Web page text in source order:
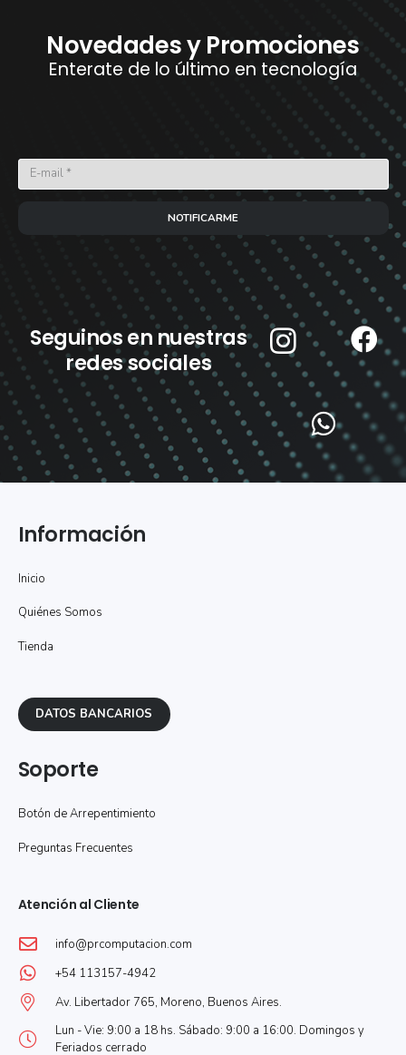
Novedades y Promociones
Enterate de lo último en tecnología
NOTIFICARME
Seguinos en nuestras
redes sociales
Información
Inicio
Quiénes Somos
Tienda
DATOS BANCARIOS
Soporte
Botón de Arrepentimiento
Preguntas Frecuentes
Atención al Cliente
info@prcomputacion.com
+54 113157-4942
Av. Libertador 765, Moreno, Buenos Aires.
Lun - Vie: 9:00 a 18 hs. Sábado: 9:00 a 16:00. Domingos y
Feriados cerrado